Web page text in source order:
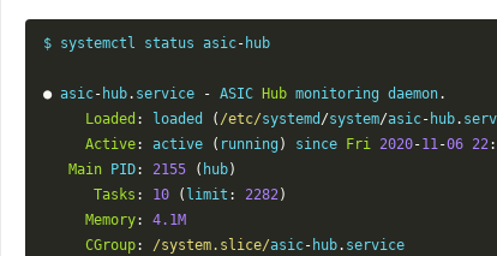
$ systemctl status asic- hub
● asic- hub. service - ASIC Hub monitoring daemon.
Loaded : loaded ( /etc/systemd /system/asic- hub.
Active: active ( running ) since Fri 2020-11-06 22:
Main PID: 2155 ( hub)
Tasks : 10 ( limit : 2282)
Memory:
4.1M
CGroup: /system.slice/asic- hub. service